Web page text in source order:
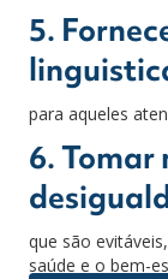
5.
para aqueles
6.
que são
saúde e o bem-